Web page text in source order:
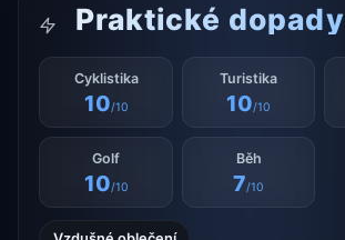
Praktické dopady
Cyklistika
10/10
Turistika
10/10
Golf
10/10
Běh
7/10